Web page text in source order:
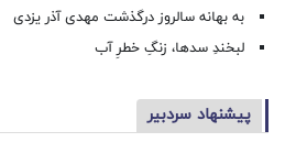
به بهانه سالروز درگذشت مهدی آذر یزدی
لبخندِ سدها، زنگِ خطرِ آب
پیشنهاد سردبیر